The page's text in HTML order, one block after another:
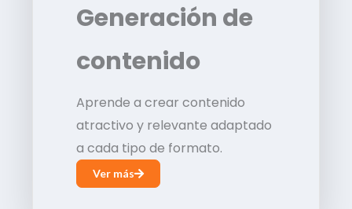
Generación de
contenido
Aprende a crear contenido
atractivo y relevante adaptado
a cada tipo de formato.
Ver más